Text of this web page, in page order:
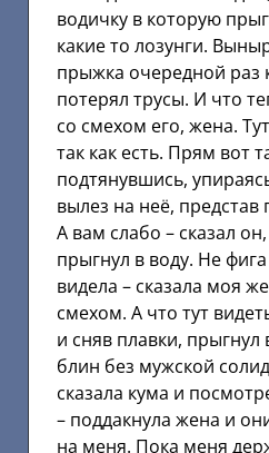
водичку в которую
какие то лозунги.
прыжка очередной раз
потерял трусы. И что
со смехом его, жена.
так как есть. Прям вот
подтянувшись,
вылез на неё,
А вам слабо – сказал
прыгнул в воду. Не
видела – сказала моя
смехом. А что тут
и сняв плавки, прыгнул
блин без мужской
сказала кума и
– поддакнула жена и
на меня. Пока меня